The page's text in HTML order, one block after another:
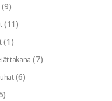
(9)
(11)
(1)
takana (7)
(6)